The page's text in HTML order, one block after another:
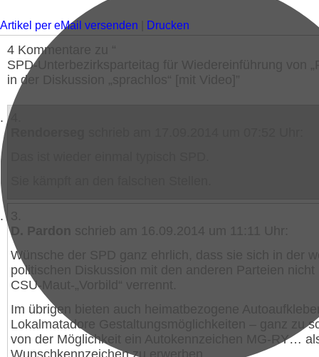
Artikel per eMail versenden Drucken
4 Kommentare zu “
SPD-Unterbezirksparteitag für Wiedereinführung von
in der Diskussion „sprachlos“ [mit Video]”
D. Pardon
Wünsche der SPD ganz ehrlich, dass sie sich in der
politischen Diskussion mit den anderen Parteien nicht
CSU-Maut-„Vorbild“ verrennt.
Im übrigen bieten auch heimatbezogene
Lokalmatadore Gestaltungsmöglichkeiten – ganz zu
von der Möglichkeit ein Autokennzeichen MG-RY…
Wunschkennzeichen zu erwerben.